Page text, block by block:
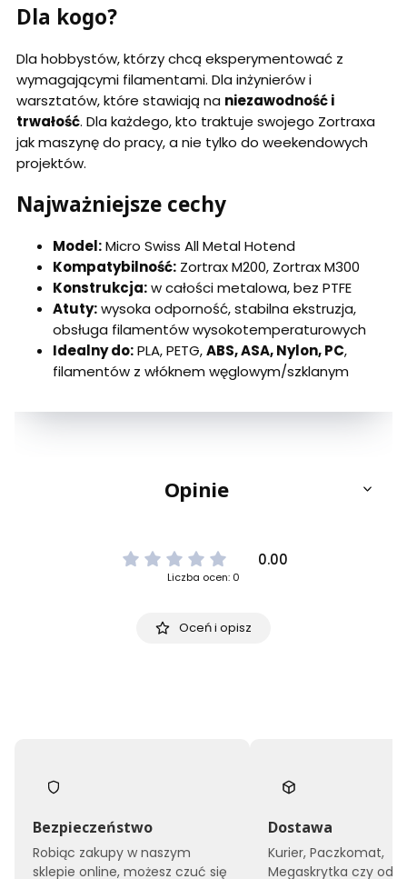
Dla kogo?
Dla hobbystów, którzy chcą eksperymentować z
wymagającymi filamentami. Dla inżynierów i
warsztatów, które stawiają na niezawodność i
trwałość. Dla każdego, kto traktuje swojego Zortraxa
jak maszynę do pracy, a nie tylko do weekendowych
projektów.
Najważniejsze cechy
Model:Micro Swiss All Metal Hotend
Kompatybilność: Zortrax M200, Zortrax M300
Konstrukcja:w całości metalowa, bez PTFE
Atuty:wysoka odporność, stabilna ekstruzja,
obsługa filamentów wysokotemperaturowych
Idealny do:PLA, PETG,ABS, ASA, Nylon, PC,
filamentów z włóknem węglowym/szklanym
Opinie
0.00
Liczba ocen: 0
Oceń i opisz
Bezpieczeństwo
Robiąc zakupy w naszym
sklepie online, możesz czuć się
Dostawa
Kurier, Paczkomat,
Megaskrytka czy